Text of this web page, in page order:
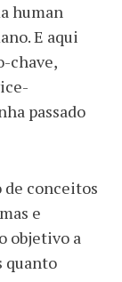
human
E aqui
chave,
passado
de conceitos
e
objetivo a
quanto